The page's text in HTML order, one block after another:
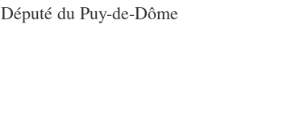
Député du Puy-de-Dôme